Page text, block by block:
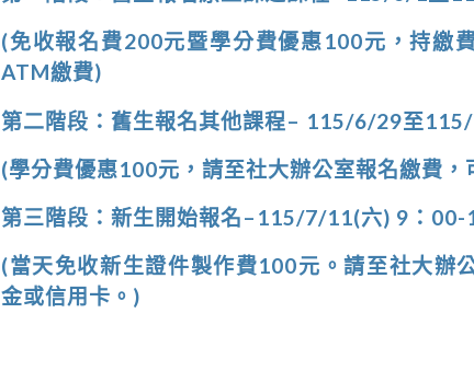
(免收報名費200元暨學分費優惠100元，持繳
ATM繳費)
第二階段：舊生報名其他課程– 115/6/29至
(學分費優惠100元，請至社大辦公室報名繳費，
第三階段：新生開始報名–115/7/11(六) 9：00-
(當天免收新生證件製作費100元。請至社大辦
金或信用卡。)